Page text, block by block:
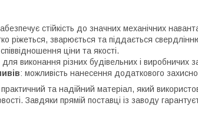
стійкість до значних механічних
ріжеться, зварюється та піддається
ціни та якості.
для виконання різних будівельних і виробничих
: можливість нанесення додаткового
та надійний матеріал, який
Завдяки прямій поставці із заводу